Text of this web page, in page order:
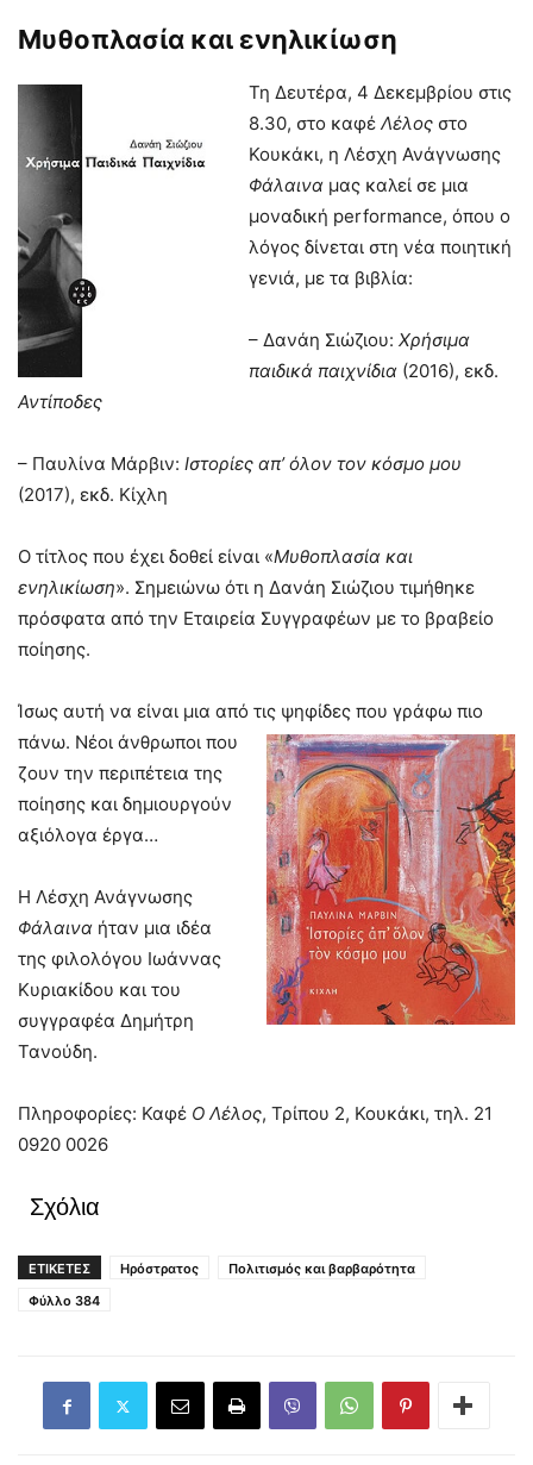
Μυθοπλασία και ενηλικίωση
Τη Δευτέρα, 4 Δεκεμβρίου στις
8.30, στο καφέ Λέλος στο
Κουκάκι, η Λέσχη Ανάγνωσης
Φάλαινα μας καλεί σε μια
μοναδική performance, όπου ο
λόγος δίνεται στη νέα ποιητική
γενιά, με τα βιβλία:
– Δανάη Σιώζιου: Χρήσιμα
παιδικά παιχνίδια (2016), εκδ.
Αντίποδες
– Παυλίνα Μάρβιν: Ιστορίες απ’ όλον τον κόσμο μου
(2017), εκδ. Κίχλη
Ο τίτλος που έχει δοθεί είναι «Μυθοπλασία και
ενηλικίωση». Σημειώνω ότι η Δανάη Σιώζιου τιμήθηκε
πρόσφατα από την Εταιρεία Συγγραφέων με το βραβείο
ποίησης.
Ίσως αυτή να είναι μια από τις ψηφίδες που γράφω πιο
πάνω. Νέοι άνθρωποι που
ζουν την περιπέτεια της
ποίησης και δημιουργούν
αξιόλογα έργα…
Η Λέσχη Ανάγνωσης
Φάλαινα ήταν μια ιδέα
της φιλολόγου Ιωάννας
Κυριακίδου και του
συγγραφέα Δημήτρη
Τανούδη.
Πληροφορίες: Καφέ Ο Λέλος, Τρίπου 2, Κουκάκι, τηλ. 21
0920 0026
Σχόλια
ΕΤΙΚΕΤΕΣ Ηρόστρατος
Πολιτισμός και βαρβαρότητα
Φύλλο 384